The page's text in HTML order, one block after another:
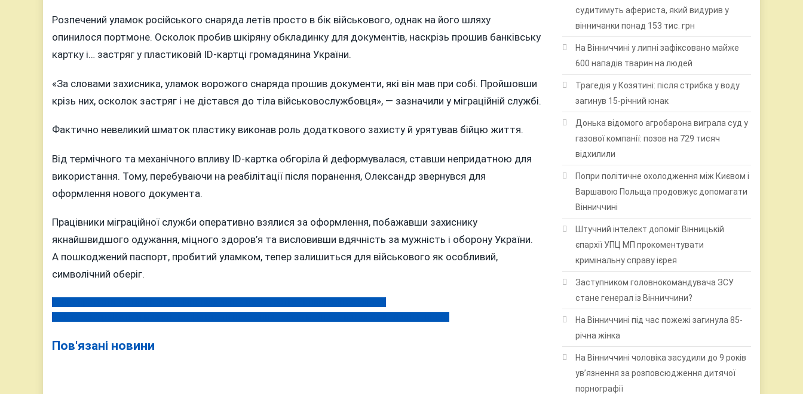
Розпечений уламок російського снаряда летів просто в бік військового, однак на його шляху
опинилося портмоне. Осколок пробив шкіряну обкладинку для документів, наскрізь прошив банківську
картку і… застряг у пластиковій ID-картці громадянина України.
«За словами захисника, уламок ворожого снаряда прошив документи, які він мав при собі. Пройшовши
крізь них, осколок застряг і не дістався до тіла військовослужбовця», — зазначили у міграційній службі.
Фактично невеликий шматок пластику виконав роль додаткового захисту й урятував бійцю життя.
Від термічного та механічного впливу ID-картка обгоріла й деформувалася, ставши непридатною для
використання. Тому, перебуваючи на реабілітації після поранення, Олександр звернувся для
оформлення нового документа.
Працівники міграційної служби оперативно взялися за оформлення, побажавши захиснику
якнайшвидшого одужання, міцного здоров’я та висловивши вдячність за мужність і оборону України.
А пошкоджений паспорт, пробитий уламком, тепер залишиться для військового як особливий,
символічний оберіг.
Навігація
Пов'язані новини
судитимуть афериста, який видурив у
вінничанки понад 153 тис. грн
На Вінниччині у липні зафіксовано майже
600 нападів тварин на людей
Трагедія у Козятині: після стрибка у воду
загинув 15-річний юнак
Донька відомого агробарона виграла суд у
газової компанії: позов на 729 тисяч
відхилили
Попри політичне охолодження між Києвом і
Варшавою Польща продовжує допомагати
Вінниччині
Штучний інтелект допоміг Вінницькій
єпархії УПЦ МП прокоментувати
кримінальну справу ієрея
Заступником головнокомандувача ЗСУ
стане генерал із Вінниччини?
На Вінниччині під час пожежі загинула 85-
річна жінка
На Вінниччині чоловіка засудили до 9 років
ув’язнення за розповсюдження дитячої
порнографії